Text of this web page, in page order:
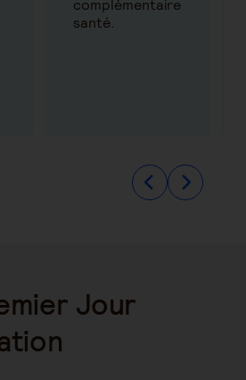
complémentaire
santé.
Jour